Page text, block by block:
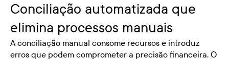
Conciliação automatizada que
elimina processos manuais
A conciliação manual consome recursos e introduz
erros que podem comprometer a precisão financeira. O